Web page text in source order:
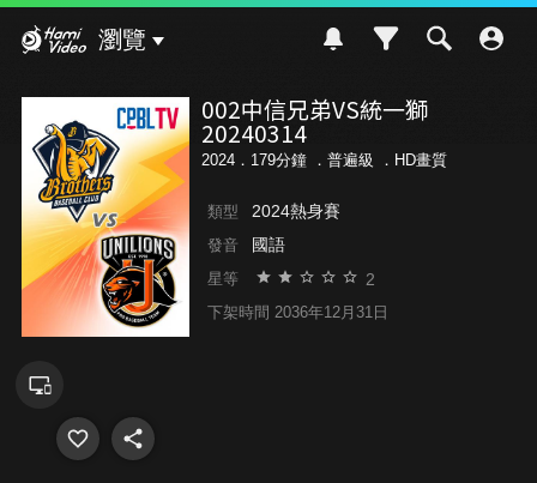
瀏覽
002中信兄弟VS統一獅
20240314
2024．179分鐘 ． 普遍級 ．HD畫質
類型 2024熱身賽
發音 國語
星等 2
下架時間 2036年12月31日